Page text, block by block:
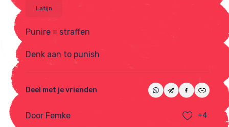
Latijn
Punire = straffen
Denk aan to punish
Deel met je vrienden
Door Femke +4